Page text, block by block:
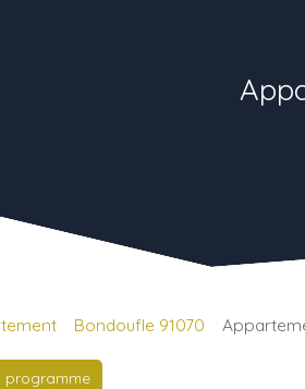
Bondoufle 91070
programme